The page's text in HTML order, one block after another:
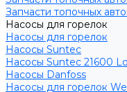
Запчасти топочных
Насосы для горелок
Насосы для горелок
Насосы Suntec
Насосы Suntec 21600
Насосы Danfoss
Насосы для горелок